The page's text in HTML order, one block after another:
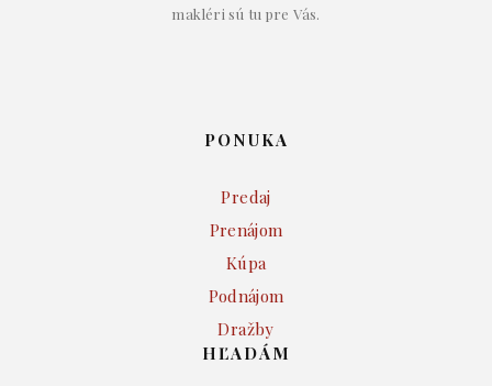
makléri sú tu pre Vás.
PONUKA
Predaj
Prenájom
Kúpa
Podnájom
Dražby
HĽADÁM